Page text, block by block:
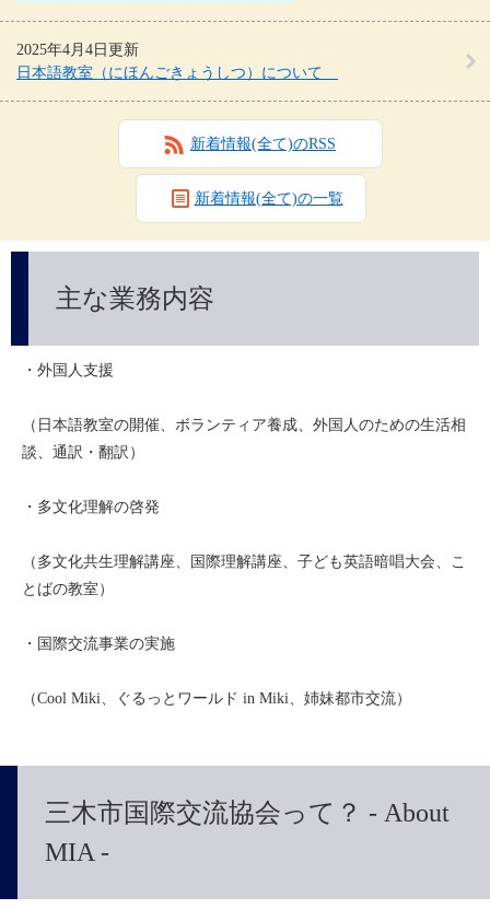
2025年4月4日更新
日本語教室（にほんごきょうしつ）について
新着情報(全て)のRSS
新着情報(全て)の一覧
主な業務内容
・外国人支援
（日本語教室の開催、ボランティア養成、外国人のための生活相
談、通訳・翻訳）
・多文化理解の啓発
（多文化共生理解講座、国際理解講座、子ども英語暗唱大会、こ
とばの教室）
・国際交流事業の実施
（Cool Miki、ぐるっとワールド in Miki、姉妹都市交流）
三木市国際交流協会って？ - About
MIA -